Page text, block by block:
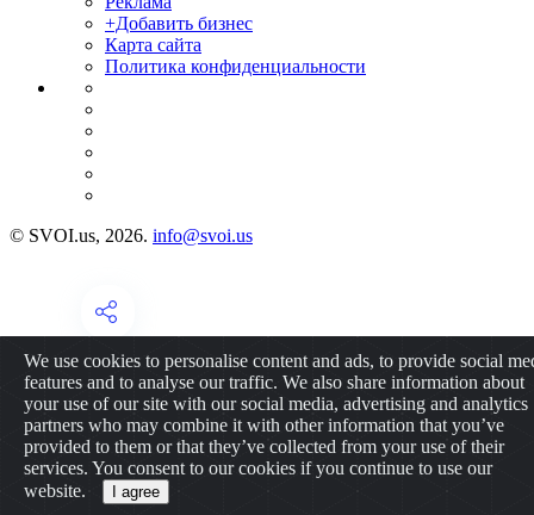
+Добавить бизнес
Карта сайта
Политика конфиденциальности
© SVOI.us, 2026. info@svoi.us
We use cookies to personalise content and ads, to provide social
features and to analyse our traffic. We also share information about
your use of our site with our social media, advertising and analytics
partners who may combine it with other information that you’ve
provided to them or that they’ve collected from your use of their
services. You consent to our cookies if you continue to use our
website.
I agree